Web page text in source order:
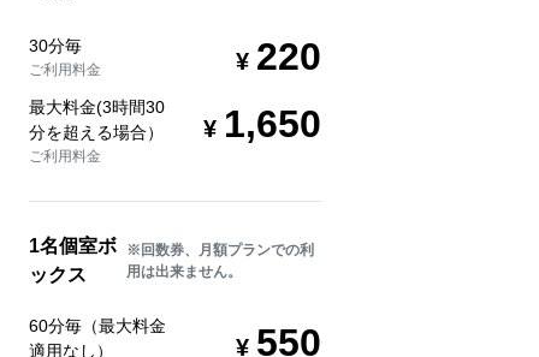
30分毎
ご利用料金 220
最大料金(3時間30
分を超える場合）
ご利用料金
1,650
1名個室ボ
ックス
※回数券、月額プランでの利
用は出来ません。
60分毎（最大料金
適用なし）
550